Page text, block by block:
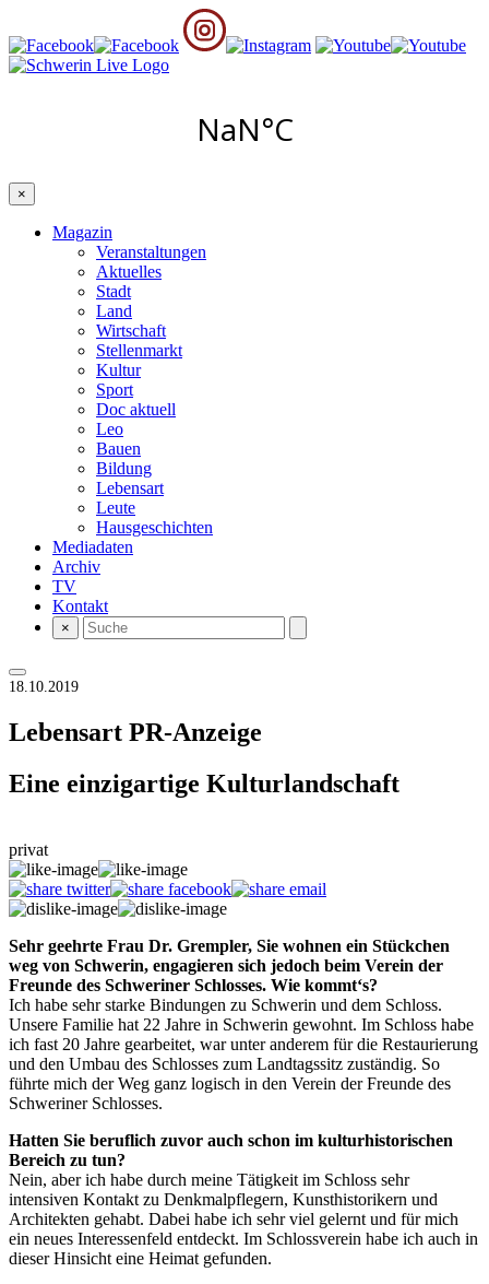
×
Magazin
Veranstaltungen
Aktuelles
Stadt
Land
Wirtschaft
Stellenmarkt
Kultur
Sport
Doc aktuell
Leo
Bauen
Bildung
Lebensart
Leute
Hausgeschichten
Mediadaten
Archiv
TV
Kontakt
×
18.10.2019
Lebensart PR-Anzeige
Eine einzigartige Kulturlandschaft
privat
Sehr geehrte Frau Dr. Grempler, Sie wohnen ein Stückchen
weg von Schwerin, engagieren sich jedoch beim Verein der
Freunde des Schweriner Schlosses. Wie kommt‘s?
Ich habe sehr starke Bindungen zu Schwerin und dem Schloss.
Unsere Familie hat 22 Jahre in Schwerin gewohnt. Im Schloss habe
ich fast 20 Jahre gearbeitet, war unter anderem für die Restaurierung
und den Umbau des Schlosses zum Landtagssitz zuständig. So
führte mich der Weg ganz logisch in den Verein der Freunde des
Schweriner Schlosses.
Hatten Sie beruflich zuvor auch schon im kulturhis­torischen
Bereich zu tun?
Nein, aber ich habe durch meine Tätigkeit im Schloss sehr
intensiven Kontakt zu Denkmalpflegern, Kunsthistorikern und
Architekten gehabt. Dabei habe ich sehr viel gelernt und für mich
ein neues Inter­essenfeld entdeckt. Im Schlossverein habe ich auch in
dieser Hinsicht eine Heimat gefunden.